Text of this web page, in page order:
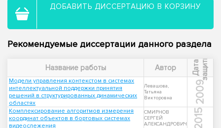
ДОБАВИТЬ ДИССЕРТАЦИЮ В КОРЗИНУ
Рекомендуемые диссертации данного раздела
Название работы Автор Д
а
т
а
з
а
щ
и
т ы
Модели управления контекстом в системах
интеллектуальной поддержки принятия
решений в структурированных динамических
областях
Левашова,
Татьяна
Викторовна
2009
Комплексирование алгоритмов измерения
координат объектов в бортовых системах
видеослежения
СМИРНОВ
СЕРГЕЙ
АЛЕКСАНДРОВИЧ
2015